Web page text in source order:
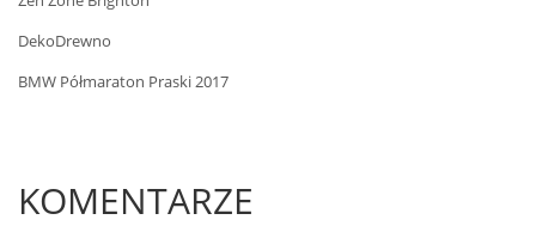
DekoDrewno
BMW Półmaraton Praski 2017
KOMENTARZE